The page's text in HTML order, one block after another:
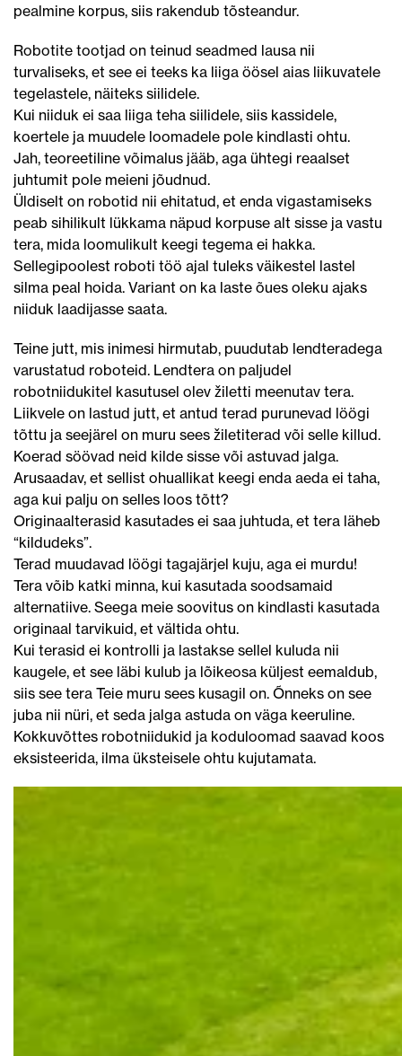
pealmine korpus, siis rakendub tõsteandur.
Robotite tootjad on teinud seadmed lausa nii
turvaliseks, et see ei teeks ka liiga öösel aias liikuvatele
tegelastele, näiteks siilidele.
Kui niiduk ei saa liiga teha siilidele, siis kassidele,
koertele ja muudele loomadele pole kindlasti ohtu.
Jah, teoreetiline võimalus jääb, aga ühtegi reaalset
juhtumit pole meieni jõudnud.
Üldiselt on robotid nii ehitatud, et enda vigastamiseks
peab sihilikult lükkama näpud korpuse alt sisse ja vastu
tera, mida loomulikult keegi tegema ei hakka.
Sellegipoolest roboti töö ajal tuleks väikestel lastel
silma peal hoida. Variant on ka laste õues oleku ajaks
niiduk laadijasse saata.
Teine jutt, mis inimesi hirmutab, puudutab lendteradega
varustatud roboteid. Lendtera on paljudel
robotniidukitel kasutusel olev žiletti meenutav tera.
Liikvele on lastud jutt, et antud terad purunevad löögi
tõttu ja seejärel on muru sees žiletiterad või selle killud.
Koerad söövad neid kilde sisse või astuvad jalga.
Arusaadav, et sellist ohuallikat keegi enda aeda ei taha,
aga kui palju on selles loos tõtt?
Originaalterasid kasutades ei saa juhtuda, et tera läheb
“kildudeks”.
Terad muudavad löögi tagajärjel kuju, aga ei murdu!
Tera võib katki minna, kui kasutada soodsamaid
alternatiive. Seega meie soovitus on kindlasti kasutada
originaal tarvikuid, et vältida ohtu.
Kui terasid ei kontrolli ja lastakse sellel kuluda nii
kaugele, et see läbi kulub ja lõikeosa küljest eemaldub,
siis see tera Teie muru sees kusagil on. Õnneks on see
juba nii nüri, et seda jalga astuda on väga keeruline.
Kokkuvõttes robotniidukid ja koduloomad saavad koos
eksisteerida, ilma üksteisele ohtu kujutamata.